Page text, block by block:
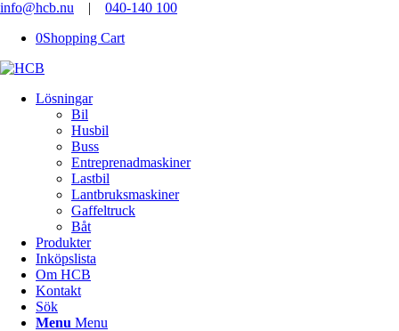
info@hcb.nu | 040-140 100
0Shopping Cart
Lösningar
Bil
Husbil
Buss
Entreprenadmaskiner
Lastbil
Lantbruksmaskiner
Gaffeltruck
Båt
Produkter
Inköpslista
Om HCB
Kontakt
Sök
Menu Menu